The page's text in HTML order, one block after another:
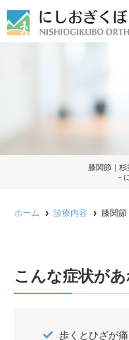
膝関節｜
－
ホーム 診療内容 膝関節
こんな症状が
歩くとひざが